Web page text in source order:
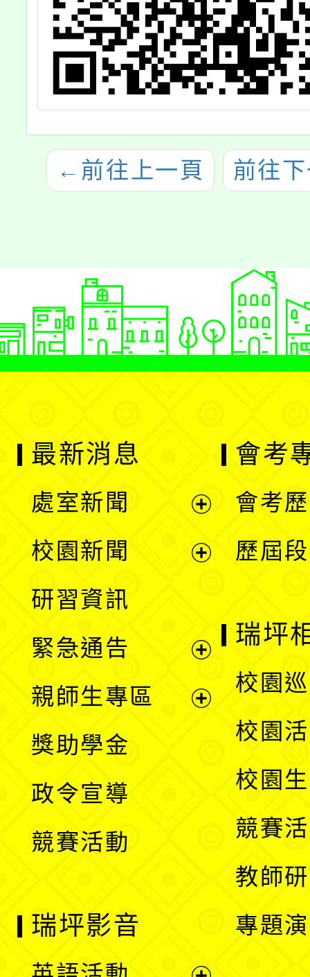
← 前往上一頁 前往
最新消息
處室新聞
單
校園新聞
選
單
研習資訊
緊急通告
親師生專區
獎助學金
政令宣導
競賽活動
會考
會考
歷屆
瑞坪
校園
校園
校園
競賽
教師
專題
瑞坪影音